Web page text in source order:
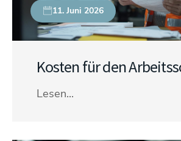
11. Juni 2026
Kosten für den
Lesen...